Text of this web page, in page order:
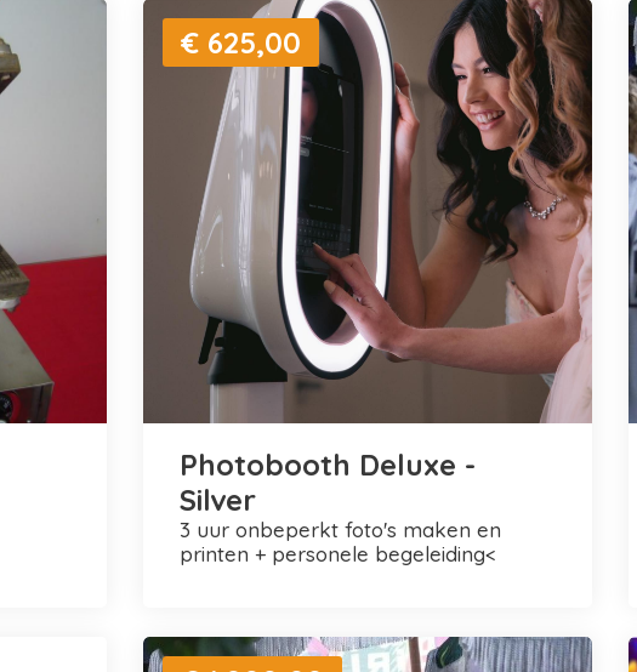
€ 625,00
Photobooth Deluxe -
Silver
3 uur onbeperkt foto's maken en
printen + personele begeleiding<